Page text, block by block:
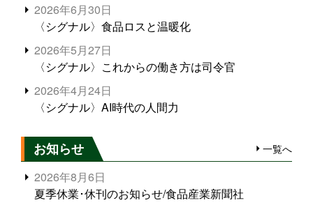
2026年6月30日
〈シグナル〉食品ロスと温暖化
2026年5月27日
〈シグナル〉これからの働き方は司令官
2026年4月24日
〈シグナル〉AI時代の人間力
お知らせ 一覧へ
2026年8月6日
夏季休業･休刊のお知らせ/食品産業新聞社